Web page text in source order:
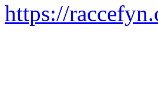
https://